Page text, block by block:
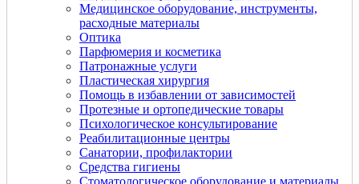
Медицинское оборудование, инструменты,
расходные материалы
Оптика
Парфюмерия и косметика
Патронажные услуги
Пластическая хирургия
Помощь в избавлении от зависимостей
Протезные и ортопедические товары
Психологическое консультирование
Реабилитационные центры
Санатории, профилактории
Средства гигиены
Стоматологическое оборудование и материалы